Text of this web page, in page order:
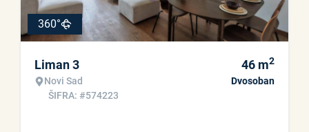
360°
Liman 3
Novi Sad
ŠIFRA: #574223
46 m2
Dvosoban